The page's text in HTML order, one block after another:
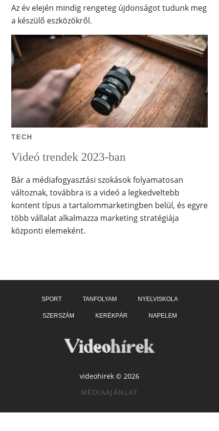
Az év elején mindig rengeteg újdonságot tudunk meg
a készülő eszközökről.
TECH
Videó trendek 2023-ban
Bár a médiafogyasztási szokások folyamatosan
változnak, továbbra is a videó a legkedveltebb
kontent típus a tartalommarketingben belül, és egyre
több vállalat alkalmazza marketing stratégiája
központi elemeként.
SPORT TANFOLYAM NYELVISKOLA
SZERSZÁM KERÉKPÁR NAPELEM
videohirek © 2026
MÉDIAAJÁNLAT